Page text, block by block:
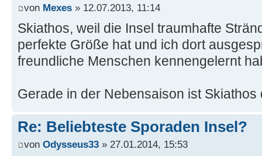
von Mexes » 12.07.2013, 11:14
Skiathos, weil die Insel traumhafte
perfekte Größe hat und ich dort
freundliche Menschen kennengelernt
Gerade in der Nebensaison ist
Re: Beliebteste Sporaden Insel?
von Odysseus33 » 27.01.2014, 15:53